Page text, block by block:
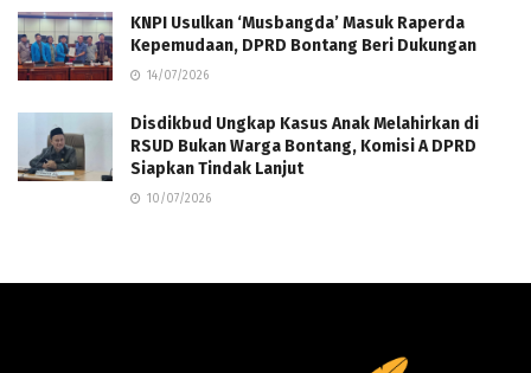
KNPI Usulkan ‘Musbangda’ Masuk Raperda
Kepemudaan, DPRD Bontang Beri Dukungan
14/07/2026
Disdikbud Ungkap Kasus Anak Melahirkan di
RSUD Bukan Warga Bontang, Komisi A DPRD
Siapkan Tindak Lanjut
10/07/2026